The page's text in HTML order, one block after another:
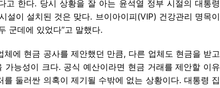
고 한다. 당시 상황을 잘 아는 윤석열 정부 시절의 대통령
설이 설치된 것은 맞다. 브이아이피(VIP) 건강관리 명목이
군데에 있었다”고 말했다.
체에 현금 공사를 제안했던 만큼, 다른 업체도 현금을 받고
가능성이 크다. 공식 예산이라면 현금 거래를 제안할 이유
를 둘러싼 의혹이 제기될 수밖에 없는 상황이다. 대통령 집